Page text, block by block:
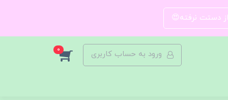
از دستت نرفته😍
ورود به حساب کاربری 0